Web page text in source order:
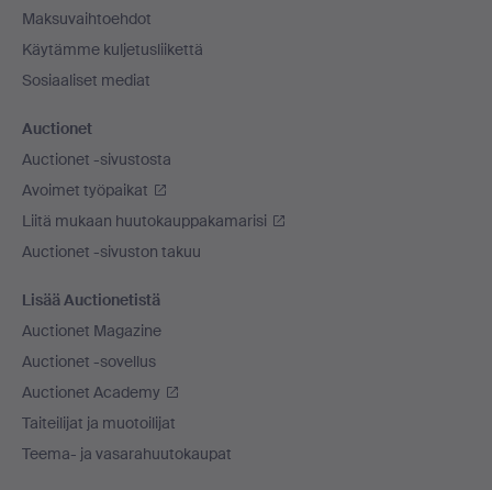
Maksuvaihtoehdot
Käytämme kuljetusliikettä
Sosiaaliset mediat
Auctionet
Auctionet -sivustosta
Avoimet työpaikat
Liitä mukaan huutokauppakamarisi
Auctionet -sivuston takuu
Lisää Auctionetistä
Auctionet Magazine
Auctionet -sovellus
Auctionet Academy
Taiteilijat ja muotoilijat
Teema- ja vasarahuutokaupat